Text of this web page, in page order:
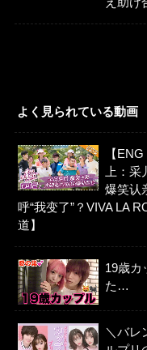
え助け
よく見られている動画
【
上：
爆笑认
呼“我变了”？VIVA LA
道】
19歳カ
た…
＼バレ